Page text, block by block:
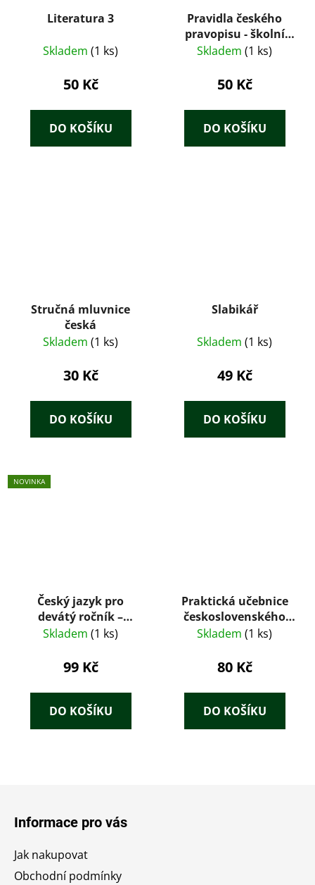
Literatura 3
Skladem (1 ks)
50 Kč
DO KOŠÍKU
Pravidla českého
pravopisu - školní
vydání
Skladem (1 ks)
50 Kč
DO KOŠÍKU
Stručná mluvnice
česká
Skladem (1 ks)
30 Kč
DO KOŠÍKU
Slabikář
Skladem (1 ks)
49 Kč
DO KOŠÍKU
NOVINKA
Český jazyk pro
devátý ročník –
Přemysl Hauser,
Vladimír Staněk (SPN,
Skladem (1 ks)
99 Kč
DO KOŠÍKU
Praktická učebnice
československého
těsnopisu
Skladem (1 ks)
80 Kč
DO KOŠÍKU
Informace pro vás
Jak nakupovat
Obchodní podmínky